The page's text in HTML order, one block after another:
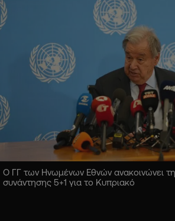
Ο ΓΓ των Ηνωμένων Εθνών ανακοινώνει
συνάντησης 5+1 για το Κυπριακό